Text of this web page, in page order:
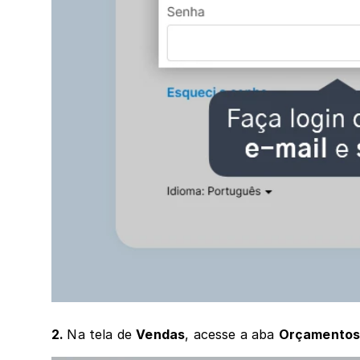
2. Na tela de Vendas, acesse a aba Orçamentos